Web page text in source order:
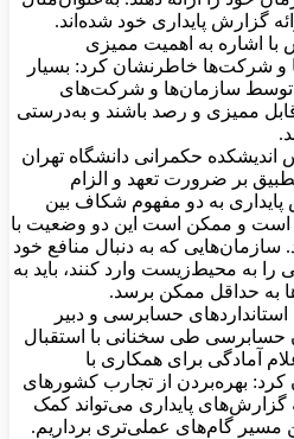
گزارش پایداری خود شده‌اند.
اشاره به اهمیت ممیزی
و شرکت‌ها خاطرنشان کرد: بسیار
سازمان‌ها و شرکت‌های
ممیزی و رصد باشند و به‌درستی
حکمرانی دانشگاه تهران
بر ضرورت تعهد و الزام
به دو مفهوم شکاف بین
است و ممکن است این دو وضعیت با
سازمان‌هایی که به دنبال منافع خود
به محیط‌زیست وارد کنند، باید به
به حداقل ممکن برسد.
حسابرسی و دبیر
حسابرسی طی سخنانی با استقبال
آمادگی برای همکاری با
کرد: بهره‌بردن از تجارب کشورهای
پایداری می‌تواند کمک
مسیر گام‌های عملی‌تری برداریم.